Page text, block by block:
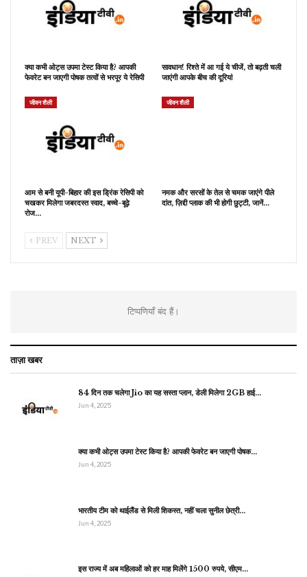
क्या कभी ओट्स उपमा टेस्ट किया है? आपकी
फेवरेट बन जाएगी पोषक तत्वों से भरपूर ये रेसिपी
सावधान! रिश्ते में आ गई ये चीजें, तो बढ़ती चली
जाएंगी आपके बीच की दूरियां
जीवन शैली
आम से बनी यूपी-बिहार की इस ड्रिंक रेसिपी को
चखकर मिलेगा जबरदस्त स्वाद, बच्चे-बूढ़े
रोज…
जीवन शैली
नमक और सरसों के तेल से चमक जाएंगे पीले
दांत, ज़िद्दी प्लाक की भी होगी छुट्टी, जानें…
PREV NEXT
टिप्पणियाँ बंद हैं।
ताज़ा खबर
84 दिन तक चलेगा Jio का यह सस्ता प्लान, डेली मिलेगा 2GB हाई…
Jun 4, 2025
क्या कभी ओट्स उपमा टेस्ट किया है? आपकी फेवरेट बन जाएगी पोषक…
Jun 4, 2025
भारतीय टीम को थाईलैंड से मिली शिकस्त, नहीं चला सुनील छेत्री…
Jun 4, 2025
इस राज्य में अब महिलाओं को हर माह मिलेंगे 1500 रुपये, सीएम…